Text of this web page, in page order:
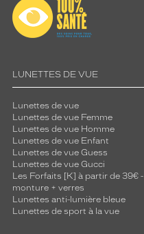
LUNETTES DE VUE
Lunettes de vue
Lunettes de vue Femme
Lunettes de vue Homme
Lunettes de vue Enfant
Lunettes de vue Guess
Lunettes de vue Gucci
Les Forfaits [K] à partir de 39€ -
monture + verres
Lunettes anti-lumière bleue
Lunettes de sport à la vue